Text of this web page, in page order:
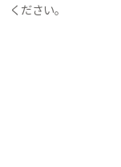
ください。